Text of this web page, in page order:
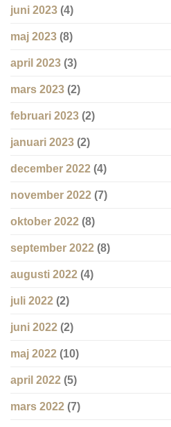
juni 2023 (4)
maj 2023 (8)
april 2023 (3)
mars 2023 (2)
februari 2023 (2)
januari 2023 (2)
december 2022 (4)
november 2022 (7)
oktober 2022 (8)
september 2022 (8)
augusti 2022 (4)
juli 2022 (2)
juni 2022 (2)
maj 2022 (10)
april 2022 (5)
mars 2022 (7)